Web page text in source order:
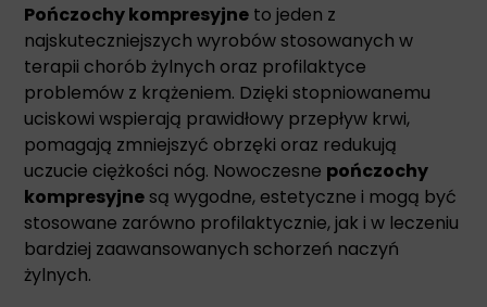
Pończochy kompresyjne to jeden z
najskuteczniejszych wyrobów stosowanych w
terapii chorób żylnych oraz profilaktyce
problemów z krążeniem. Dzięki stopniowanemu
uciskowi wspierają prawidłowy przepływ krwi,
pomagają zmniejszyć obrzęki oraz redukują
uczucie ciężkości nóg. Nowoczesne pończochy
kompresyjnesą wygodne, estetyczne i mogą być
stosowane zarówno profilaktycznie, jak i w leczeniu
bardziej zaawansowanych schorzeń naczyń
żylnych.